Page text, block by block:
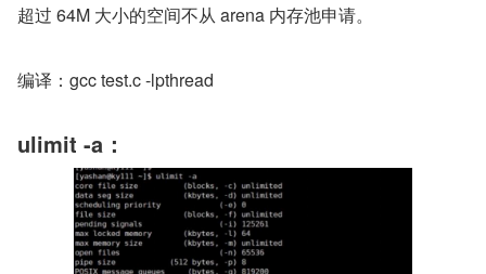
超过 64M 大小的空间不从 arena 内存池申请。
编译：gcc test.c -lpthread
ulimit -a：